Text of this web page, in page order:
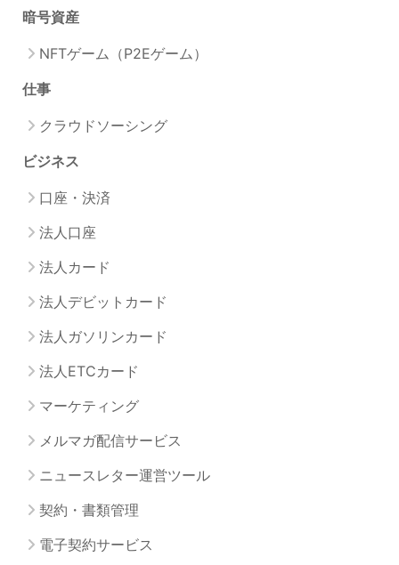
暗号資産
NFTゲーム（P2Eゲーム）
仕事
クラウドソーシング
ビジネス
口座・決済
法人口座
法人カード
法人デビットカード
法人ガソリンカード
法人ETCカード
マーケティング
メルマガ配信サービス
ニュースレター運営ツール
契約・書類管理
電子契約サービス